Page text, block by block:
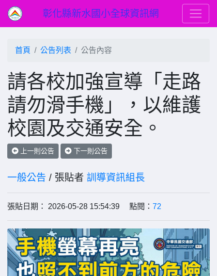
彰化縣新水國小全球資訊網
首頁 公告列表 公告內容
請各校加強宣導「走路
請勿滑手機」，以維護
校園及交通安全。
上一則公告 下一則公告
一般公告 / 張貼者 訓導資訊組長
張貼日期： 2026-05-28 15:54:39 點閱： 72